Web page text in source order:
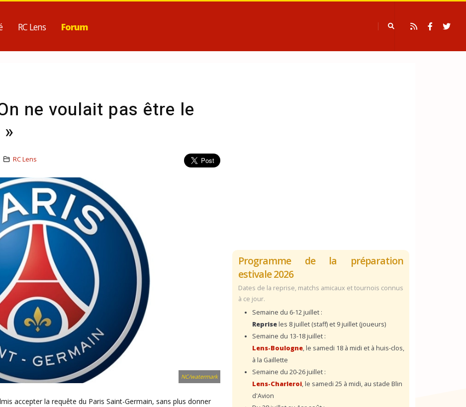
RC Lens Forum
ne voulait pas être le
NC/watermark
accepter la requête du Paris Saint-Germain, sans plus donner
RC Lens
Programme de la préparation
estivale 2026
Dates de la reprise, matchs amicaux et tournois connus
à ce jour.
Semaine du 6-12 juillet :
Repriseles 8 juillet (staff) et 9 juillet (joueurs)
Semaine du 13-18 juillet :
Lens-Boulogne, le samedi 18 à midi et à huis-clos,
à la Gaillette
Semaine du 20-26 juillet :
Lens-Charleroi, le samedi 25 à midi, au stade Blin
d'Avion